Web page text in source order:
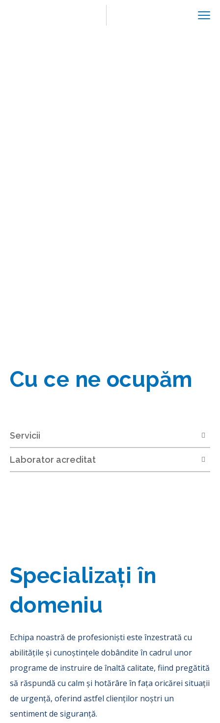
Cu ce ne ocupăm
Servicii
Laborator acreditat
Specializați în
domeniu
Echipa noastră de profesioniști este înzestrată cu
abilitățile și cunoștințele dobândite în cadrul unor
programe de instruire de înaltă calitate, fiind pregătită
să răspundă cu calm și hotărâre în fața oricărei situații
de urgență, oferind astfel clienților noștri un
sentiment de siguranță.